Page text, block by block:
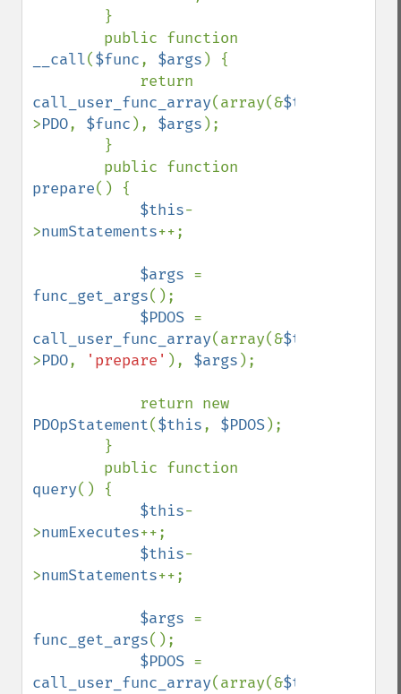
__call($func, $args ) {
call_user_func_array(array(&$this
>PDO, $func ), $args );
prepare() {
$this-
>numStatements++;
$args
func_get_args();
$PDOS
call_user_func_array(array(&$this
>PDO, 'prepare' ), $args );
PDOpStatement($this, $PDOS);
query() {
$this-
>numExecutes++;
$this-
>numStatements++;
$args
func_get_args();
$PDOS
call_user_func_array(array(&$this